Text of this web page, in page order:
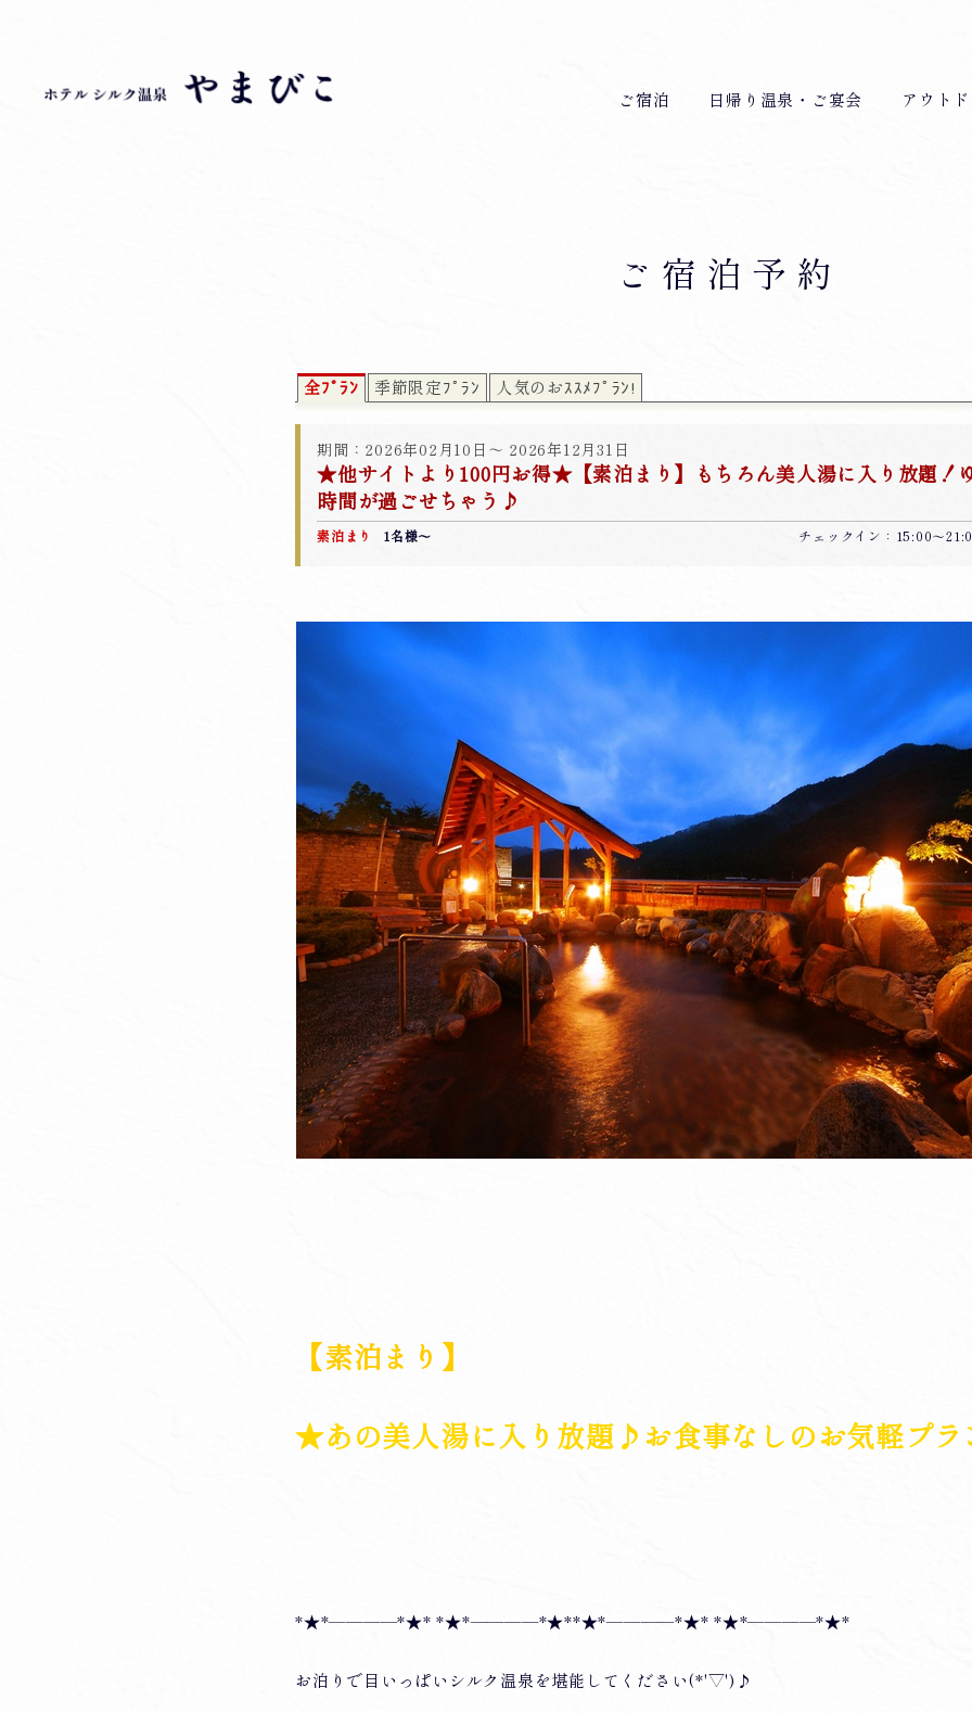
ご宿泊 日帰り温泉・ご宴会 アウト
ご宿泊予約
全ﾌﾟﾗﾝ 季節限定ﾌﾟﾗﾝ 人気のおｽｽﾒﾌﾟﾗﾝ!
期間：2026年02月10日～ 2026年12月31日
★他サイトより100円お得★【素泊まり】もちろん美人湯に入り放題！
時間が過ごせちゃう♪
素泊まり 1名様～ チェックイン：15:00～
【素泊まり】
★あの美人湯に入り放題♪お食事なしのお気軽プ
*★*――――*★* *★*――――*★**★*――――*★* *★*――――*★*
お泊りで目いっぱいシルク温泉を堪能してください(*'▽')♪